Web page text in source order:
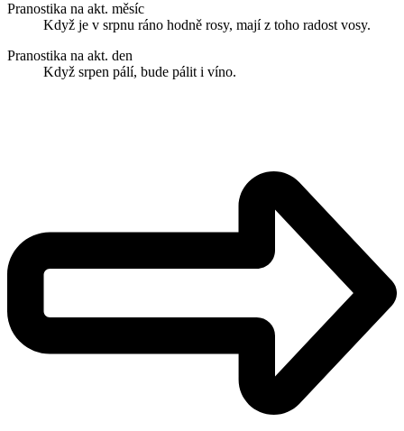
Pranostika na akt. měsíc
Když je v srpnu ráno hodně rosy, mají z toho radost vosy.
Pranostika na akt. den
Když srpen pálí, bude pálit i víno.